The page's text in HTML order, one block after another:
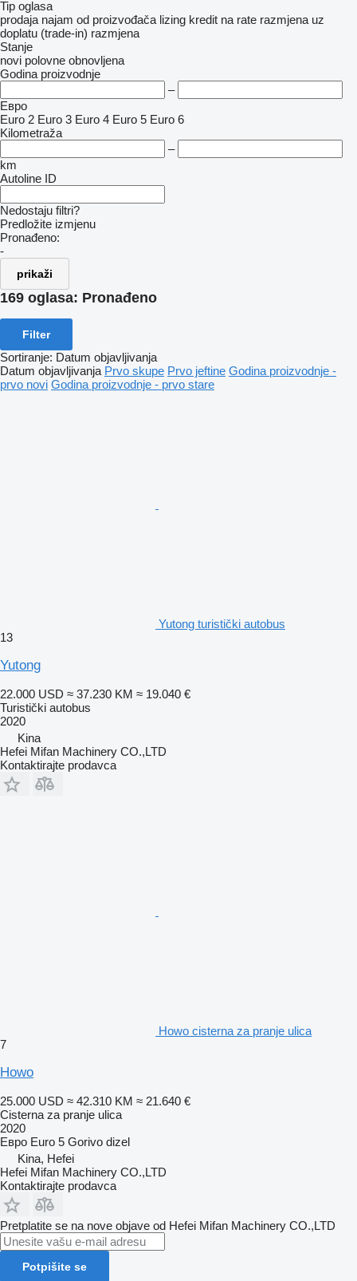
Tip oglasa
prodaja najam od proizvođača lizing kredit na rate razmjena uz
doplatu (trade-in) razmjena
Stanje
novi polovne obnovljena
Godina proizvodnje
–
Евро
Euro 2 Euro 3 Euro 4 Euro 5 Euro 6
Kilometraža
–
km
Autoline ID
Nedostaju filtri?
Predložite izmjenu
Pronađeno:
-
prikaži
169 oglasa: Pronađeno
Filter
Sortiranje: Datum objavljivanja
Datum objavljivanja Prvo skupe Prvo jeftine Godina proizvodnje -
prvo novi Godina proizvodnje - prvo stare
Yutong turistički autobus
13
Yutong
22.000 USD ≈ 37.230 KM ≈ 19.040 €
Turistički autobus
2020
Kina
Hefei Mifan Machinery CO.,LTD
Kontaktirajte prodavca
Howo cisterna za pranje ulica
7
Howo
25.000 USD ≈ 42.310 KM ≈ 21.640 €
Cisterna za pranje ulica
2020
Евро Euro 5 Gorivo dizel
Kina, Hefei
Hefei Mifan Machinery CO.,LTD
Kontaktirajte prodavca
Pretplatite se na nove objave od Hefei Mifan Machinery CO.,LTD
Potpišite se